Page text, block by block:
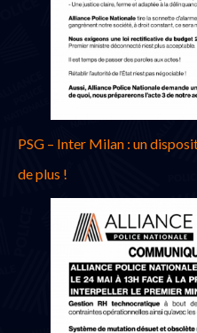
PSG – Inter Milan : un
de plus !